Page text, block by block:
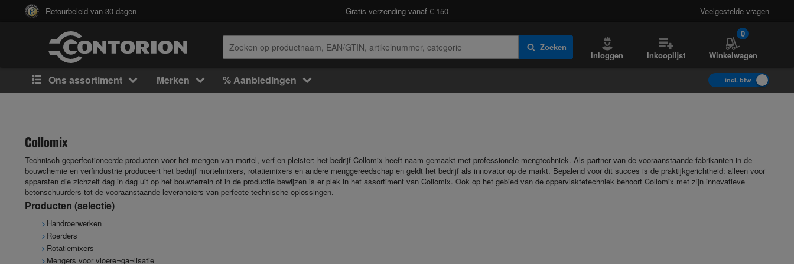
Retourbeleid van 30 dagen Gratis verzending vanaf € 150 Veelgestelde vragen
Zoeken
Inloggen Inkooplijst
0
Winkelwagen
Ons assortiment Merken % Aanbiedingen incl. btw
Collomix
Technisch geperfectioneerde producten voor het mengen van mortel, verf en pleister: het bedrijf Collomix heeft naam gemaakt met professionele mengtechniek. Als partner van de vooraanstaande fabrikanten in de
bouwchemie en verfindustrie produceert het bedrijf mortelmixers, rotatiemixers en andere menggereedschap en geldt het bedrijf als innovator op de markt. Bepalend voor dit succes is de praktijkgerichtheid: alleen voor
apparaten die zichzelf dag in dag uit op het bouwterrein of in de productie bewijzen is er plek in het assortiment van Collomix. Ook op het gebied van de oppervlaktetechniek behoort Collomix met zijn innovatieve
betonschuurders tot de vooraanstaande leveranciers van perfecte technische oplossingen.
Producten (selectie)
Handroerwerken
Roerders
Rotatiemixers
Mengers voor vloere¬ga¬lisatie